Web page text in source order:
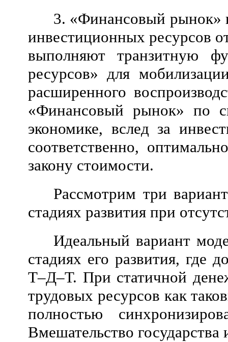
3. «Финансовый рынок»
инвестиционных ресурсов
выполняют транзитную
ресурсов» для
расширенного
«Финансовый рынок» по
экономике, вслед за
соответственно,
закону стоимости.
Рассмотрим три
стадиях развития при
Идеальный вариант
стадиях его развития, где
Т–Д–Т. При статичной
трудовых ресурсов как
полностью
Вмешательство